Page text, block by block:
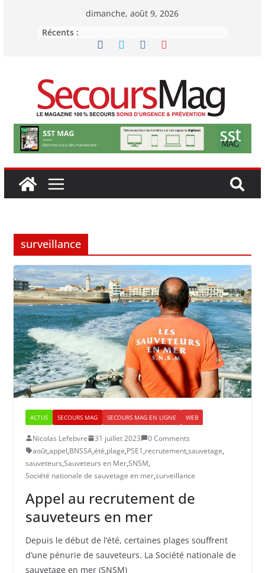
dimanche, août 9, 2026
Récents :
surveillance
ACTUS SECOURS MAG SECOURS MAG EN LIGNE WEB
Nicolas Lefebvre 31 juillet 2023
0 Comments
août,appel,BNSSA,été,plage,PSE1,recrutement,sauvetage,
sauveteurs,Sauveteurs en Mer,SNSM,
Société nationale de sauvetage en mer,surveillance
Appel au recrutement de
sauveteurs en mer
Depuis le début de l’été, certaines plages souffrent
d’une pénurie de sauveteurs. La Société nationale de
sauvetage en mer (SNSM)